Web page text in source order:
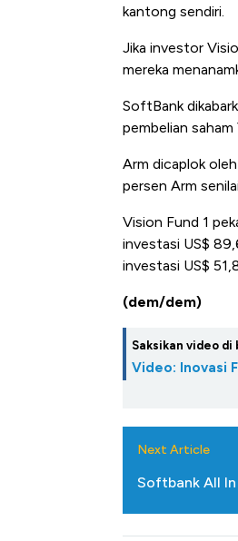
kantong sendiri.
Jika investor
mereka
SoftBank
pembelian
Arm dicaplok
persen Arm
Vision Fund 1
investasi US$
investasi US$
(dem/dem)
Saksikan video di
Video: Inovasi
Next Article
Softbank All In